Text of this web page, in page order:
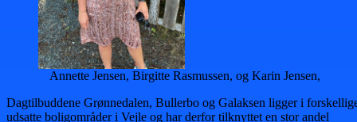
Annette Jensen, Birgitte Rasmussen, og Karin Jensen,
Dagtilbuddene Grønnedalen, Bullerbo og Galaksen ligger i
udsatte boligområder i Vejle og har derfor tilknyttet en stor andel